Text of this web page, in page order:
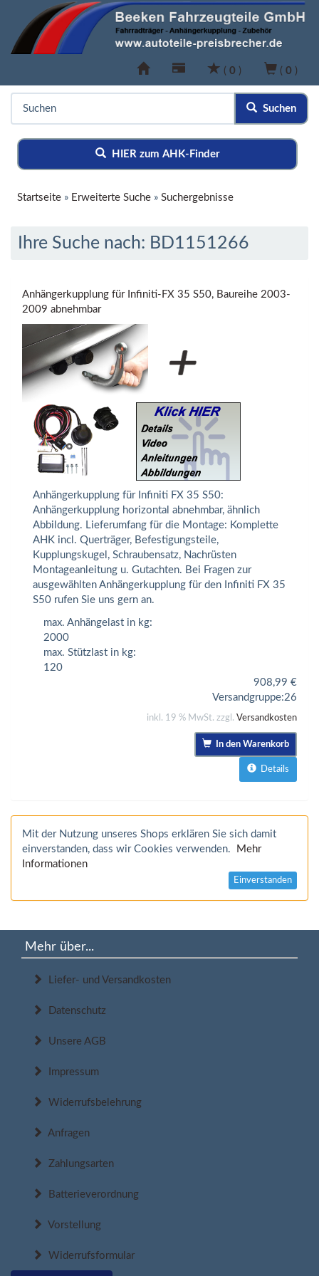
( 0 ) ( 0 )
Suchen
HIER zum AHK-Finder
Startseite » Erweiterte Suche » Suchergebnisse
Ihre Suche nach: BD1151266
Anhängerkupplung für Infiniti-FX 35 S50, Baureihe 2003-
2009 abnehmbar
Anhängerkupplung für Infiniti FX 35 S50:
Anhängerkupplung horizontal abnehmbar, ähnlich
Abbildung. Lieferumfang für die Montage: Komplette
AHK incl. Querträger, Befestigungsteile,
Kupplungskugel, Schraubensatz, Nachrüsten
Montageanleitung u. Gutachten. Bei Fragen zur
ausgewählten Anhängerkupplung für den Infiniti FX 35
S50 rufen Sie uns gern an.
max. Anhängelast in kg:
2000
max. Stützlast in kg:
120
908,99 €
Versandgruppe:26
inkl. 19 % MwSt. zzgl. Versandkosten
In den Warenkorb
Details
Mit der Nutzung unseres Shops erklären Sie sich damit
einverstanden, dass wir Cookies verwenden.
Mehr
Informationen
Einverstanden
Mehr über...
Liefer- und Versandkosten
Datenschutz
Unsere AGB
Impressum
Widerrufsbelehrung
Anfragen
Zahlungsarten
Batterieverordnung
Vorstellung
Widerrufsformular